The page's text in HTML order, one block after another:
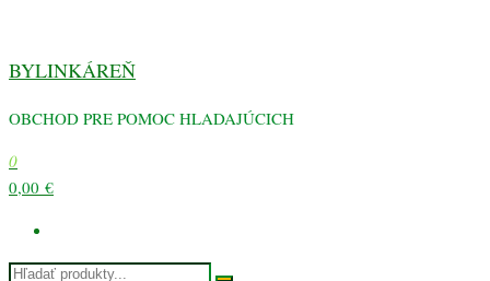
obsah
BYLINKÁREŇ
OBCHOD PRE POMOC HLADAJÚCICH
0
0,00 €